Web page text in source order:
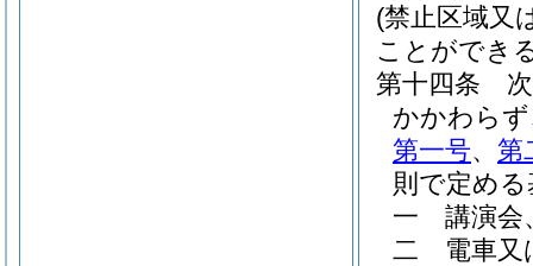
(禁止区域又
ことができ
第十四条
かかわら
第一号、 第
則で定め
一
講演会
二
電車